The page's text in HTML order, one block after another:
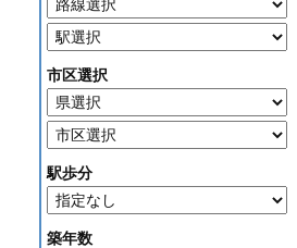
市区選択
駅歩分
築年数